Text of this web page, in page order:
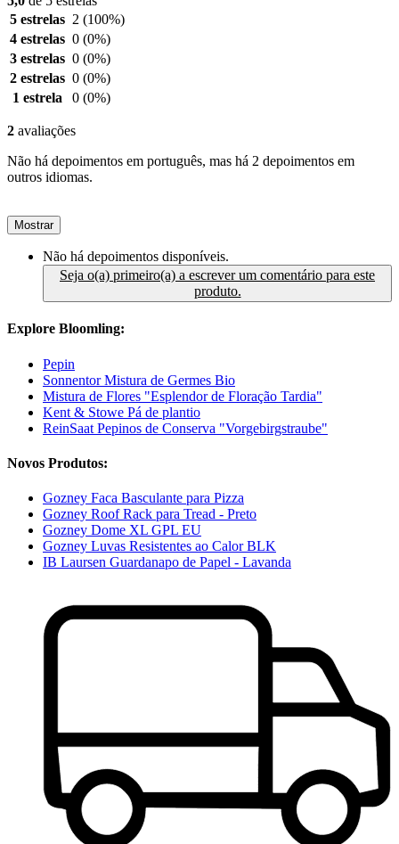
5 estrelas 2 (100%)
4 estrelas 0 (0%)
3 estrelas 0 (0%)
2 estrelas 0 (0%)
1 estrela
0 (0%)
2 avaliações
Não há depoimentos em português, mas há 2 depoimentos em
outros idiomas.
Mostrar
Não há depoimentos disponíveis.
Seja o(a) primeiro(a) a escrever um comentário para este
produto.
Explore Bloomling:
Pepin
Sonnentor Mistura de Germes Bio
Mistura de Flores "Esplendor de Floração Tardia"
Kent & Stowe Pá de plantio
ReinSaat Pepinos de Conserva "Vorgebirgstraube"
Novos Produtos:
Gozney Faca Basculante para Pizza
Gozney Roof Rack para Tread - Preto
Gozney Dome XL GPL EU
Gozney Luvas Resistentes ao Calor BLK
IB Laursen Guardanapo de Papel - Lavanda